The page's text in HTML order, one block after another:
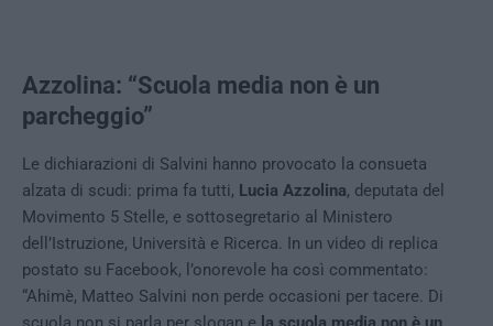
Azzolina: “Scuola media non è un
parcheggio”
Le dichiarazioni di Salvini hanno provocato la consueta
alzata di scudi: prima fa tutti, Lucia Azzolina, deputata del
Movimento 5 Stelle, e sottosegretario al Ministero
dell’Istruzione, Università e Ricerca. In un video di replica
postato su Facebook, l’onorevole ha così commentato:
“Ahimè, Matteo Salvini non perde occasioni per tacere. Di